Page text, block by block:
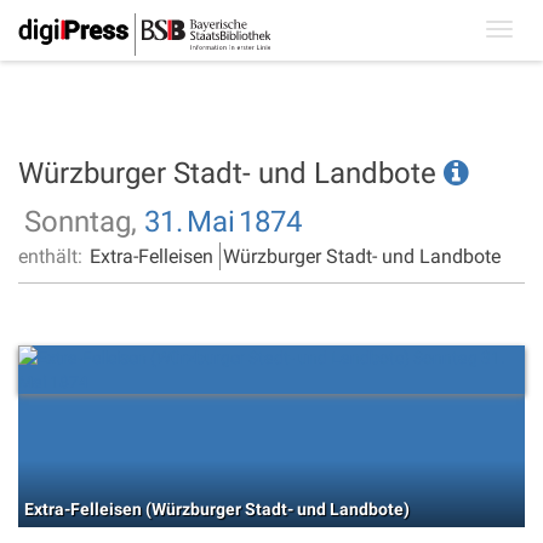
Würzburger Stadt- und Landbote
Sonntag, 31. Mai 1874
enthält: Extra-Felleisen Würzburger Stadt- und Landbote
Extra-Felleisen (Würzburger Stadt- und Landbote)